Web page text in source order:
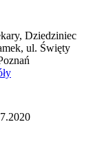
Dziedziniec
ul. Święty